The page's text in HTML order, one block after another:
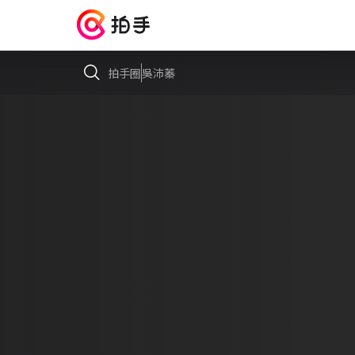
拍手圈吳沛蓁